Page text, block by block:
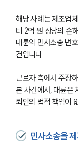
해당 사례는 제조업
터 2억 원 상당의 손
대륜의 민사소송 변
건입니다.
근로자 측에서 주장
본 사건에서, 대륜은
뢰인의 법적 책임이
민사소송을